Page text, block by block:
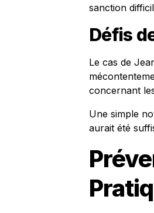
sanction
Défis
Le cas de
concernant
Une simple
aurait été